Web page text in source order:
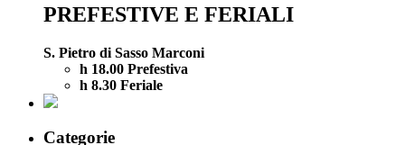
PREFESTIVE E FERIALI
S. Pietro di Sasso Marconi
h 18.00 Prefestiva
h 8.30 Feriale
Categorie